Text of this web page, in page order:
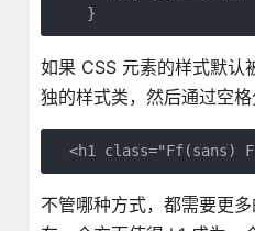
    }
如果 CSS 元素的样式默认
独的样式类，然后通过空格
<h1 class="Ff(sans)
不管哪种方式，都需要更